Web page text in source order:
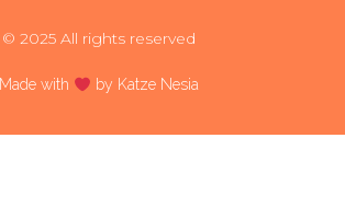
© 2025 All rights reserved
Made with by Katze Nesia